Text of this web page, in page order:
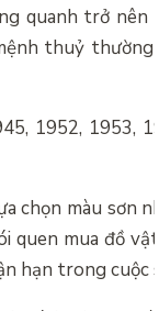
quanh trở
thuỷ
1952, 1953,
chọn màu sơn
mua đồ
hạn trong cuộc